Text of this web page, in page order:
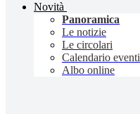
Novità
Panoramica
Le notizie
Le circolari
Calendario eventi
Albo online